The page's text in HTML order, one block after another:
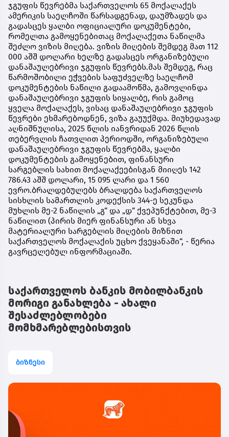
ჯგუფის წევრებმა საქართველოს 65 მოქალაქეს
ამერიკის საელჩოში წარსადგენად, დაუმზადეს და
გადასცეს ყალბი ოფიციალური დოკუმენტები,
რომელთა გამოყენებითაც მოქალაქეთა ნაწილმა
შეძლო ვიზის მიღება. ვიზის მიღების შემდეგ მათ 112
000 აშშ დოლარი ხელზე გადასცეს ორგანიზებული
დანაშაულებრივი ჯგუფის წევრებს.მას შემდეგ, რაც
წარმოშობილი ეჭვების საფუძველზე საელჩომ
დოკუმენტების ნაწილი გადაამოწმა, გამოვლინდა
დანაშაულებრივი ჯგუფის სიყალბე, რის გამოც
ყველა მოქალაქეს, ვისაც დანაშაულებრივი ჯგუფის
წევრები ეხმარებოდნენ, ვიზა გაუუქმდა. მიუხედავად
აღნიშნულისა, 2025 წლის იანვრიდან 2026 წლის
თებერვლის ჩათვლით პერიოდში, ორგანიზებული
დანაშაულებრივი ჯგუფის წევრებმა, ყალბი
დოკუმენტების გამოყენებით, ფინანსური
სარგებლის სახით მოქალაქეებისგან მიიღეს 142
786.43 აშშ დოლარი, 15 095 ლარი და 1 560
ევრო.ბრალდებულებს ბრალდება საქართველოს
სისხლის სამართლის კოდექსის 344-ე სეკუნდა
მუხლის მე-2 ნაწილის „გ“ და „დ“ ქვეპუნქტებით, მე-3
ნაწილით (პირის მიერ ფინანსური ან სხვა
მატერიალური სარგებლის მიღების მიზნით
საქართველოს მოქალაქის უცხო ქვეყანაში“, - წერია
გავრცელებულ ინფორმაციაში.
საქართველოს ბანკის მობილბანკის
მორიგი განახლება - ახალი
შესაძლებლობები
მომხმარებლებისთვის
ბიზნესი